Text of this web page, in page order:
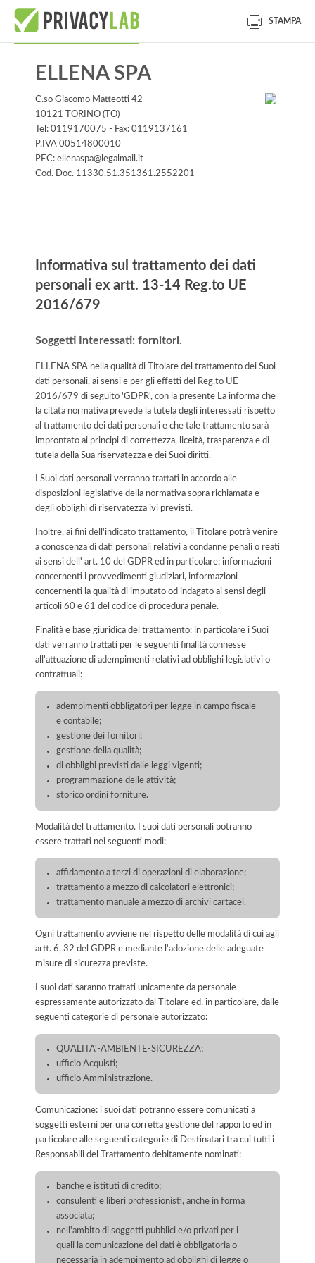
STAMPA
ELLENA SPA
C.so Giacomo Matteotti 42
10121 TORINO (TO)
Tel: 0119170075 - Fax: 0119137161
P.IVA 00514800010
PEC: ellenaspa@legalmail.it
Cod. Doc. 11330.51.351361.2552201
Informativa sul trattamento dei dati
personali ex artt. 13-14 Reg.to UE
2016/679
Soggetti Interessati: fornitori.
ELLENA SPA nella qualità di Titolare del trattamento dei Suoi
dati personali, ai sensi e per gli effetti del Reg.to UE
2016/679 di seguito 'GDPR', con la presente La informa che
la citata normativa prevede la tutela degli interessati rispetto
al trattamento dei dati personali e che tale trattamento sarà
improntato ai principi di correttezza, liceità, trasparenza e di
tutela della Sua riservatezza e dei Suoi diritti.
I Suoi dati personali verranno trattati in accordo alle
disposizioni legislative della normativa sopra richiamata e
degli obblighi di riservatezza ivi previsti.
Inoltre, ai fini dell'indicato trattamento, il Titolare potrà venire
a conoscenza di dati personali relativi a condanne penali o reati
ai sensi dell' art. 10 del GDPR ed in particolare: informazioni
concernenti i provvedimenti giudiziari, informazioni
concernenti la qualità di imputato od indagato ai sensi degli
articoli 60 e 61 del codice di procedura penale.
Finalità e base giuridica del trattamento: in particolare i Suoi
dati verranno trattati per le seguenti finalità connesse
all'attuazione di adempimenti relativi ad obblighi legislativi o
contrattuali:
adempimenti obbligatori per legge in campo fiscale
e contabile;
gestione dei fornitori;
gestione della qualità;
di obblighi previsti dalle leggi vigenti;
programmazione delle attività;
storico ordini forniture.
Modalità del trattamento. I suoi dati personali potranno
essere trattati nei seguenti modi:
affidamento a terzi di operazioni di elaborazione;
trattamento a mezzo di calcolatori elettronici;
trattamento manuale a mezzo di archivi cartacei.
Ogni trattamento avviene nel rispetto delle modalità di cui agli
artt. 6, 32 del GDPR e mediante l'adozione delle adeguate
misure di sicurezza previste.
I suoi dati saranno trattati unicamente da personale
espressamente autorizzato dal Titolare ed, in particolare, dalle
seguenti categorie di personale autorizzato:
QUALITA'-AMBIENTE-SICUREZZA;
ufficio Acquisti;
ufficio Amministrazione.
Comunicazione: i suoi dati potranno essere comunicati a
soggetti esterni per una corretta gestione del rapporto ed in
particolare alle seguenti categorie di Destinatari tra cui tutti i
Responsabili del Trattamento debitamente nominati:
banche e istituti di credito;
consulenti e liberi professionisti, anche in forma
associata;
nell'ambito di soggetti pubblici e/o privati per i
quali la comunicazione dei dati è obbligatoria o
necessaria in adempimento ad obblighi di legge o